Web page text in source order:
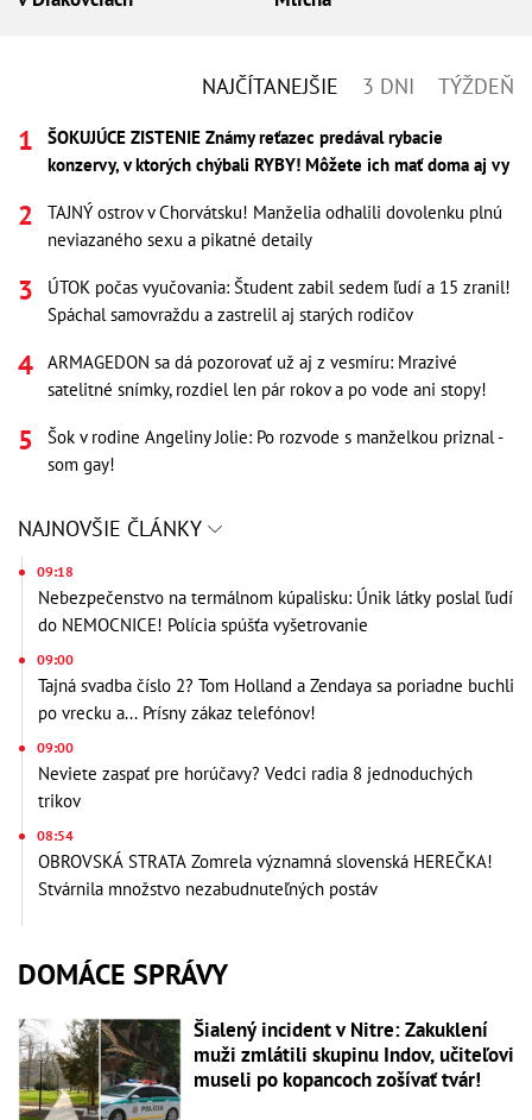
NAJČÍTANEJŠIE 3 DNI TÝŽDEŇ
ŠOKUJÚCE ZISTENIE Známy reťazec predával rybacie
konzervy, v ktorých chýbali RYBY! Môžete ich mať doma aj vy
TAJNÝ ostrov v Chorvátsku! Manželia odhalili dovolenku plnú
neviazaného sexu a pikatné detaily
ÚTOK počas vyučovania: Študent zabil sedem ľudí a 15 zranil!
Spáchal samovraždu a zastrelil aj starých rodičov
ARMAGEDON sa dá pozorovať už aj z vesmíru: Mrazivé
satelitné snímky, rozdiel len pár rokov a po vode ani stopy!
Šok v rodine Angeliny Jolie: Po rozvode s manželkou priznal -
som gay!
NAJNOVŠIE ČLÁNKY
09:18
Nebezpečenstvo na termálnom kúpalisku: Únik látky poslal ľudí
do NEMOCNICE! Polícia spúšťa vyšetrovanie
09:00
Tajná svadba číslo 2? Tom Holland a Zendaya sa poriadne buchli
po vrecku a... Prísny zákaz telefónov!
09:00
Neviete zaspať pre horúčavy? Vedci radia 8 jednoduchých
trikov
08:54
OBROVSKÁ STRATA Zomrela významná slovenská HEREČKA!
Stvárnila množstvo nezabudnuteľných postáv
DOMÁCE SPRÁVY
Šialený incident v Nitre: Zakuklení
muži zmlátili skupinu Indov, učiteľovi
museli po kopancoch zošívať tvár!